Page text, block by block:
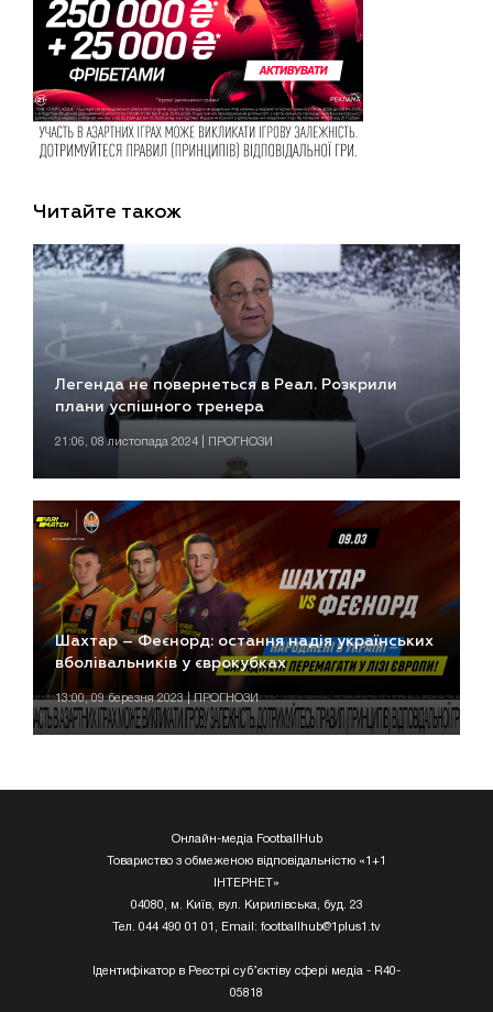
Читайте також
Легенда не повернеться в Реал. Розкрили
плани успішного тренера
21:06, 08 листопада 2024 | ПРОГНОЗИ
Шахтар – Феєнорд: остання надія українських
вболівальників у єврокубках
13:00, 09 березня 2023 | ПРОГНОЗИ
Онлайн-медіа FootballHub
Товариство з обмеженою відповідальністю «1+1
ІНТЕРНЕТ»
04080, м. Київ, вул. Кирилівська, буд. 23
Тел. 044 490 01 01, Email: footballhub@1plus1.tv
Ідентифікатор в Реєстрі суб’єктіву сфері медіа - R40-
05818